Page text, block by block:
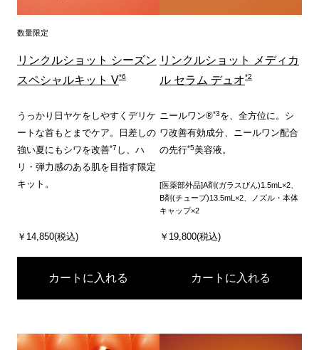
数量限定
リンクルショット シーズン
スペシャルキット V*6
うっかり日ヤケをしやすくデリケ
ートな首もとまでケア。日差しの
強い夏にもシワを改善*7 し、ハ
リ・弾力感のある肌を目指す限定
キット。
￥14,850(税込)
カートに入れる
リンクルショット メディカ
ル セラム デュオ*2
ニールワン®*3を、全方位に。シ
ワ改善有効成分、ニールワン配合
の先行*5美容液。
[医薬部外品]A剤(ガラスびん)1.5mL×2、
B剤(チューブ)13.5mL×2、ノズル・本体
キャップ×2
￥19,800(税込)
カートに入れる